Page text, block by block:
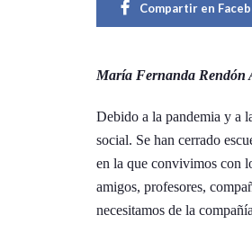
Compartir en
María Fernanda Rendón
Debido a la pandemia y a
social. Se han cerrado
en la que convivimos con
amigos, profesores,
necesitamos de la